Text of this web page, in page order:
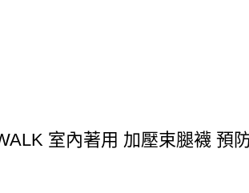
室內著用 加壓束腿襪